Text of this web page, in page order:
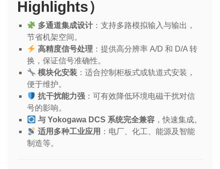
Highlights）
多通道集成设计 ：支持多路模拟输入与输出，
节省机架空间。
高精度信号处理 ：提供高分辨率 A/D 和 D/A 转
换，保证信号准确性。
模块化安装 ：适合控制柜板式或轨道式安装，
便于维护。
抗干扰能力强 ：可有效降低环境电磁干扰对信
号的影响。
与 Yokogawa DCS 系统完全兼容 ，快速集成。
适用多种工业应用 ：电厂、化工、能源及智能
制造等。